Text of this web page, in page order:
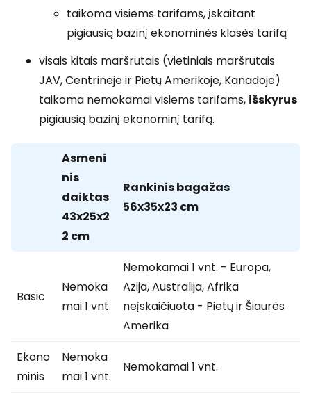
taikoma visiems tarifams, įskaitant
pigiausią bazinį ekonominės klasės tarifą
visais kitais maršrutais (vietiniais maršrutais
JAV, Centrinėje ir Pietų Amerikoje, Kanadoje)
taikoma nemokamai visiems tarifams, išskyrus
pigiausią bazinį ekonominį tarifą.
Asmeni
nis
daiktas
43x25x2
2 cm
Rankinis bagažas
56x35x23 cm
Basic
Nemoka
mai 1 vnt.
Nemokamai 1 vnt. - Europa,
Azija, Australija, Afrika
neįskaičiuota - Pietų ir Šiaurės
Amerika
Ekono
minis
Nemoka
mai 1 vnt.
Nemokamai 1 vnt.